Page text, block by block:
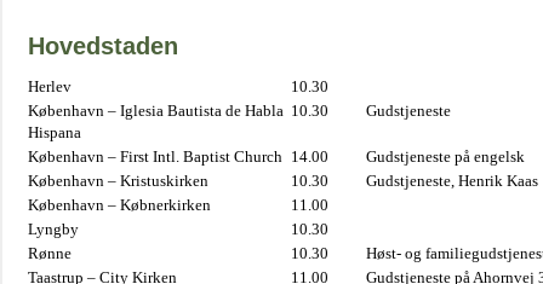
Hovedstaden
Herlev
10.30
København – Iglesia Bautista de Habla
Hispana
10.30 Gudstjeneste
København – First Intl. Baptist Church 14.00
Gudstjeneste på engelsk
København – Kristuskirken
10.30
Gudstjeneste, Henrik Kaas
København – Købnerkirken
11.00
Lyngby
10.30
Rønne
10.30
Høst- og
Taastrup – City Kirken
11.00 Gudstjeneste på Ahornvej